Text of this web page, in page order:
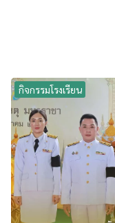
กิจกรรมโรงเรียน